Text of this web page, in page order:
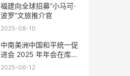
福建向全球招募“小马可·
波罗”文旅推介官
2025-08-10
中南美洲中国和平统一促
进会 2025 年年会在库拉
索圆满举行，共绘反“独”
2025-06-12